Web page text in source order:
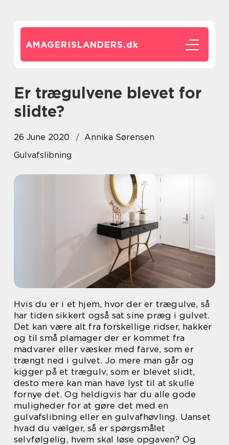
AMAGERISLANDERS.dk
Er trægulvene blevet for
slidte?
26 June 2020
Annika Sørensen
Gulvafslibning
Hvis du er i et hjem, hvor der er trægulve, så
har tiden sikkert også sat sine præg i gulvet.
Det kan være alt fra forskellige ridser, hakker
og til små plamager der er kommet fra
madvarer eller væsker med farve, som er
trængt ned i gulvet. Jo mere man går og
kigger på et trægulv, som er blevet slidt,
desto mere kan man have lyst til at skulle
fornye det. Og heldigvis har du alle gode
muligheder for at gøre det med en
gulvafslibning eller en gulvafhøvling. Uanset
hvad du vælger, så er spørgsmålet
selvfølgelig, hvem skal løse opgaven? Og